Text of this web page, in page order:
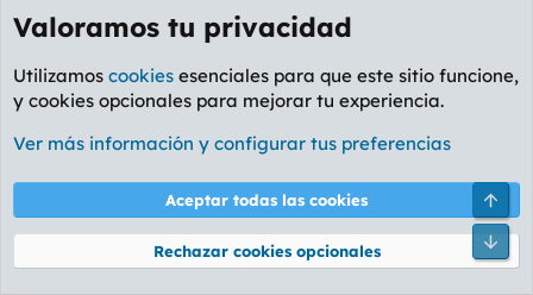
suicidas, estafadores, tonadilleras y demás gente de mal
de tema q la canción del verano......
inocencia adolescente y ya no te escribe, ni te llama, ni te
dedica canciones por "Kiss FM".....pero porfi, no la pagues
con nosotros, q no tenemos la culpa, venga va guapetón.
Valoramos tu privacidad
Utilizamos cookies esenciales para que este sitio funcione,
y cookies opcionales para mejorar tu experiencia.
Ver más información y configurar tus preferencias
Aceptar todas las cookies
Rechazar cookies opcionales
Pie